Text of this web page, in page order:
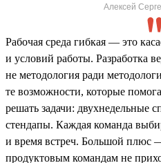
Алексей
Рабочая среда гибкая — это
и условий работы. Разработка
не методология ради
те возможности, которые
решать задачи: двухнедельные
стендапы. Каждая команда
и время встреч. Большой плюс
продуктовым командам не